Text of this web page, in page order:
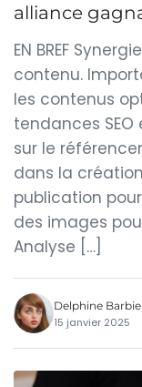
alliance
EN BREF
contenu.
les contenus
tendances
sur le
dans la
publication
des images
Analyse […]
Delphine
15 janvier 2025